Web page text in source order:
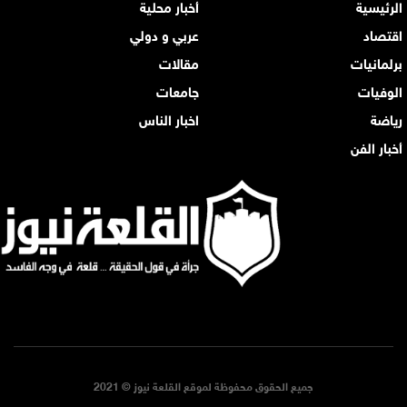
الرئيسية
أخبار محلية
اقتصاد
عربي و دولي
برلمانيات
مقالات
الوفيات
جامعات
رياضة
اخبار الناس
أخبار الفن
جميع الحقوق محفوظة لموقع القلعة نيوز © 2021